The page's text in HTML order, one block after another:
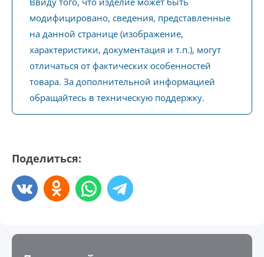
модифицировано, сведения, представленные
на данной странице (изображение,
характеристики, документация и т.п.), могут
отличаться от фактических особенностей
товара. За дополнительной информацией
обращайтесь в техническую поддержку.
Поделиться: